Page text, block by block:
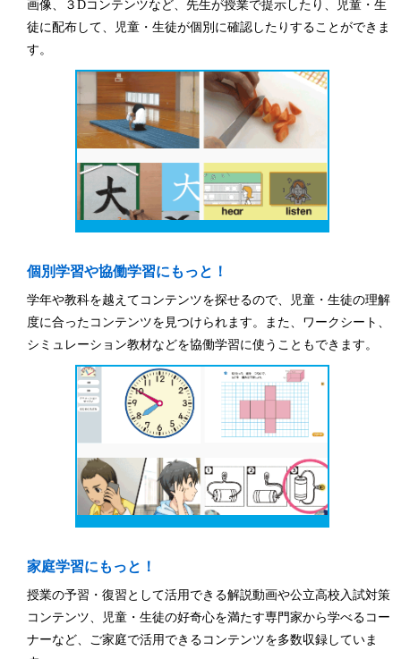
画像、３Dコンテンツなど、先生が授業で提示したり、児童・生
徒に配布して、児童・生徒が個別に確認したりすることができま
す。
個別学習や協働学習にもっと！
学年や教科を越えてコンテンツを探せるので、児童・生徒の理解
度に合ったコンテンツを見つけられます。また、ワークシート、
シミュレーション教材などを協働学習に使うこともできます。
家庭学習にもっと！
授業の予習・復習として活用できる解説動画や公立高校入試対策
コンテンツ、児童・生徒の好奇心を満たす専門家から学べるコー
ナーなど、ご家庭で活用できるコンテンツを多数収録していま